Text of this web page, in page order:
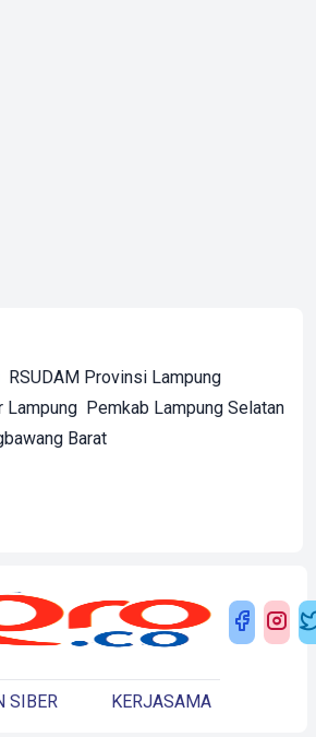
RSUDAM Provinsi Lampung
Lampung Pemkab Lampung Selatan
Barat
SIBER KERJASAMA